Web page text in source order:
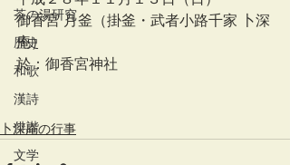
茶の湯研究
歴史
和歌
漢詩
俳諧
文学
御香宮 月釜（掛釜・武者小路千家 卜深
庵）
於：御香宮神社
卜深庵の行事